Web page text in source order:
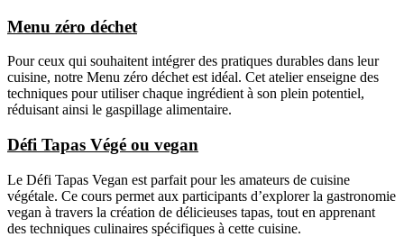
Menu zéro déchet
Pour ceux qui souhaitent intégrer des pratiques durables dans leur
cuisine, notre Menu zéro déchet est idéal. Cet atelier enseigne des
techniques pour utiliser chaque ingrédient à son plein potentiel,
réduisant ainsi le gaspillage alimentaire.
Défi Tapas Végé ou vegan
Le Défi Tapas Vegan est parfait pour les amateurs de cuisine
végétale. Ce cours permet aux participants d’explorer la gastronomie
vegan à travers la création de délicieuses tapas, tout en apprenant
des techniques culinaires spécifiques à cette cuisine.